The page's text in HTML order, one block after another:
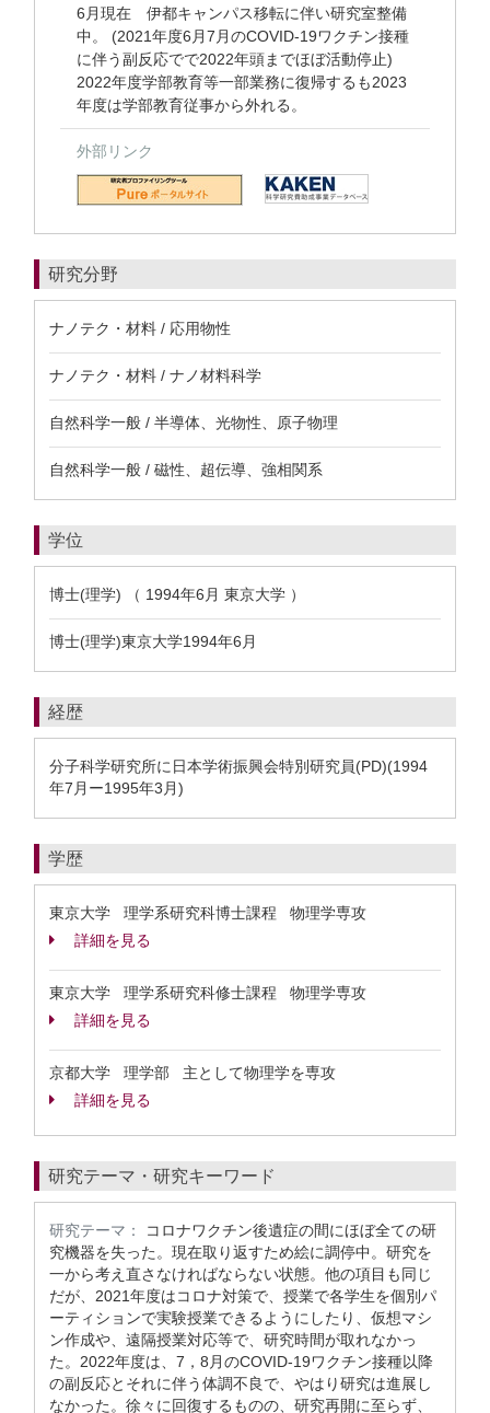
6月現在 伊都キャンパス移転に伴い研究室整備
中。 (2021年度6月7月のCOVID-19ワクチン接種
に伴う副反応でで2022年頭までほぼ活動停止)
2022年度学部教育等一部業務に復帰するも2023
年度は学部教育従事から外れる。
外部リンク
研究分野
ナノテク・材料 / 応用物性
ナノテク・材料 / ナノ材料科学
自然科学一般 / 半導体、光物性、原子物理
自然科学一般 / 磁性、超伝導、強相関系
学位
博士(理学) （ 1994年6月 東京大学 ）
博士(理学)東京大学1994年6月
経歴
分子科学研究所に日本学術振興会特別研究員(PD)(1994
年7月ー1995年3月)
学歴
東京大学 理学系研究科博士課程 物理学専攻
詳細を見る
東京大学 理学系研究科修士課程 物理学専攻
詳細を見る
京都大学 理学部 主として物理学を専攻
詳細を見る
研究テーマ・研究キーワード
研究テーマ：
コロナワクチン後遺症の間にほぼ全ての研
究機器を失った。現在取り返すため絵に調停中。研究を
一から考え直さなければならない状態。他の項目も同じ
だが、2021年度はコロナ対策で、授業で各学生を個別パ
ーティションで実験授業できるようにしたり、仮想マシ
ン作成や、遠隔授業対応等で、研究時間が取れなかっ
た。2022年度は、7，8月のCOVID-19ワクチン接種以降
の副反応とそれに伴う体調不良で、やはり研究は進展し
なかった。徐々に回復するものの、研究再開に至らず、